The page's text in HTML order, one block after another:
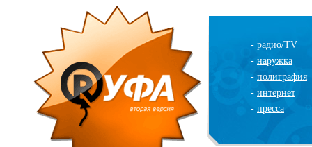
- радио/TV
- наружка
- полиграфия
- интернет
- пресса